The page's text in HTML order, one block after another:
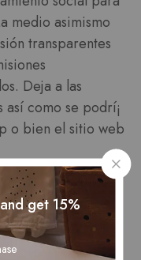
medio asimismo
transparentes
Deja a las
como se podrí¡
o bien el sitio web
en focos
pequeí±a
alto
get 15%